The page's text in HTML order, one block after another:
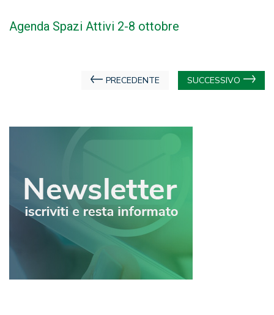
Agenda Spazi Attivi 2-8 ottobre
Navigazione
PRECEDENTE SUCCESSIVO